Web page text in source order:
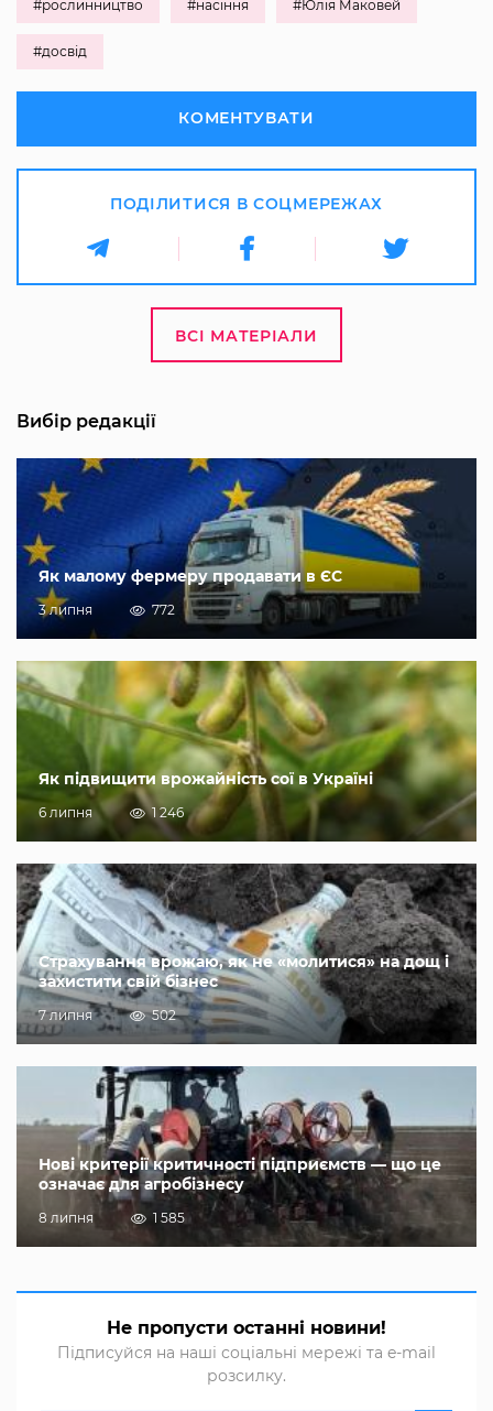
#рослинництво #насіння #Юлія Маковей
#досвід
КОМЕНТУВАТИ
ПОДІЛИТИСЯ В СОЦМЕРЕЖАХ
ВСІ МАТЕРІАЛИ
Вибір редакції
Як малому фермеру продавати в ЄС
3 липня 772
Як підвищити врожайність сої в Україні
6 липня 1 246
Страхування врожаю, як не «молитися» на дощ і
захистити свій бізнес
7 липня 502
Нові критерії критичності підприємств — що це
означає для агробізнесу
8 липня 1 585
Не пропусти останні новини!
Підписуйся на наші соціальні мережі та e-mail
розсилку.